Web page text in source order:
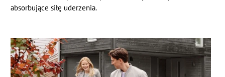
absorbujące siłę uderzenia.